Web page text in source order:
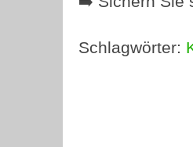
Schlagwörter: